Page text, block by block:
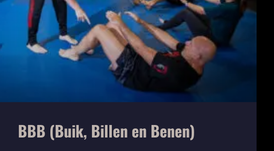
BBB (Buik, Billen en Benen)